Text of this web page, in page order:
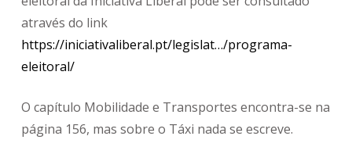
através do link
https://iniciativaliberal.pt/legislat…/programa-
eleitoral/
O capítulo Mobilidade e Transportes encontra-se na
página 156, mas sobre o Táxi nada se escreve.